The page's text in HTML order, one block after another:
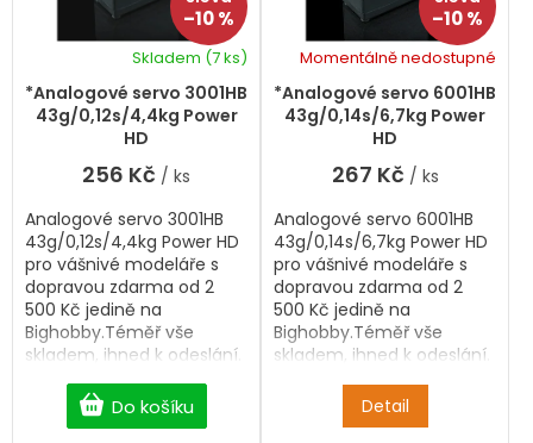
–10 %
*Analogové servo 3001HB
43g/0,12s/4,4kg Power
HD
Skladem (7 ks)
256 Kč / ks
Do košíku
Analogové servo 3001HB
43g/0,12s/4,4kg Power HD
pro vášnivé modeláře s
dopravou zdarma od 2
500 Kč jedině na
Bighobby.Téměř vše
skladem, ihned k odeslání.
–10 %
*Analogové servo 6001HB
43g/0,14s/6,7kg Power
HD
Momentálně nedostupné
267 Kč / ks
Detail
Analogové servo 6001HB
43g/0,14s/6,7kg Power HD
pro vášnivé modeláře s
dopravou zdarma od 2
500 Kč jedině na
Bighobby.Téměř vše
skladem, ihned k odeslání.